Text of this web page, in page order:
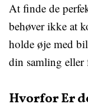
At finde de
behøver ikke at
holde øje med
din samling eller
Hvorfor Er